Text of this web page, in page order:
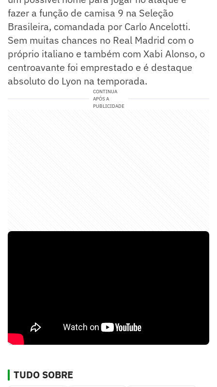
fazer a função de camisa 9 na Seleção
Brasileira, comandada por Carlo Ancelotti.
Sem muitas chances no Real Madrid com o
próprio italiano e também com Xabi Alonso, o
centroavante foi emprestado e é destaque
absoluto do Lyon na temporada.
CONTINUA
APÓS A
PUBLICIDADE
TUDO SOBRE